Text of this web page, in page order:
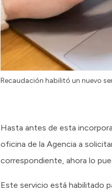
Recaudación habilitó un nuevo
Hasta antes de esta
oficina de la Agencia a
correspondiente, ahora lo
Este servicio está habilitado